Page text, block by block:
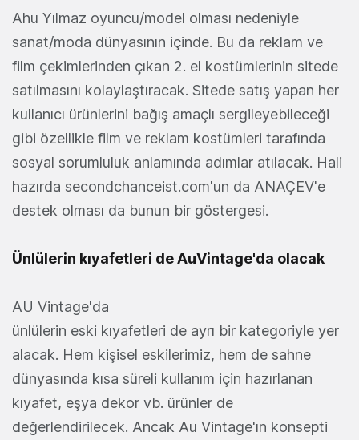
Ahu Yılmaz oyuncu/model olması nedeniyle
sanat/moda dünyasının içinde. Bu da reklam ve
film çekimlerinden çıkan 2. el kostümlerinin sitede
satılmasını kolaylaştıracak. Sitede satış yapan her
kullanıcı ürünlerini bağış amaçlı sergileyebileceği
gibi özellikle film ve reklam kostümleri tarafında
sosyal sorumluluk anlamında adımlar atılacak. Hali
hazırda secondchanceist.com'un da ANAÇEV'e
destek olması da bunun bir göstergesi.
Ünlülerin kıyafetleri de AuVintage'da olacak
AU Vintage'da
ünlülerin eski kıyafetleri de ayrı bir kategoriyle yer
alacak. Hem kişisel eskilerimiz, hem de sahne
dünyasında kısa süreli kullanım için hazırlanan
kıyafet, eşya dekor vb. ürünler de
değerlendirilecek. Ancak Au Vintage'ın konsepti